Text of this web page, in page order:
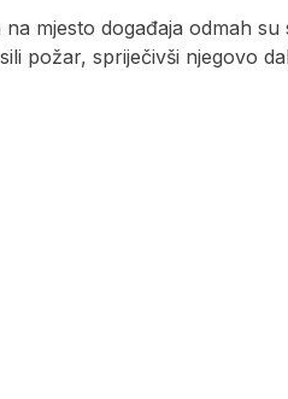
mjesto događaja odmah
požar, spriječivši njegovo